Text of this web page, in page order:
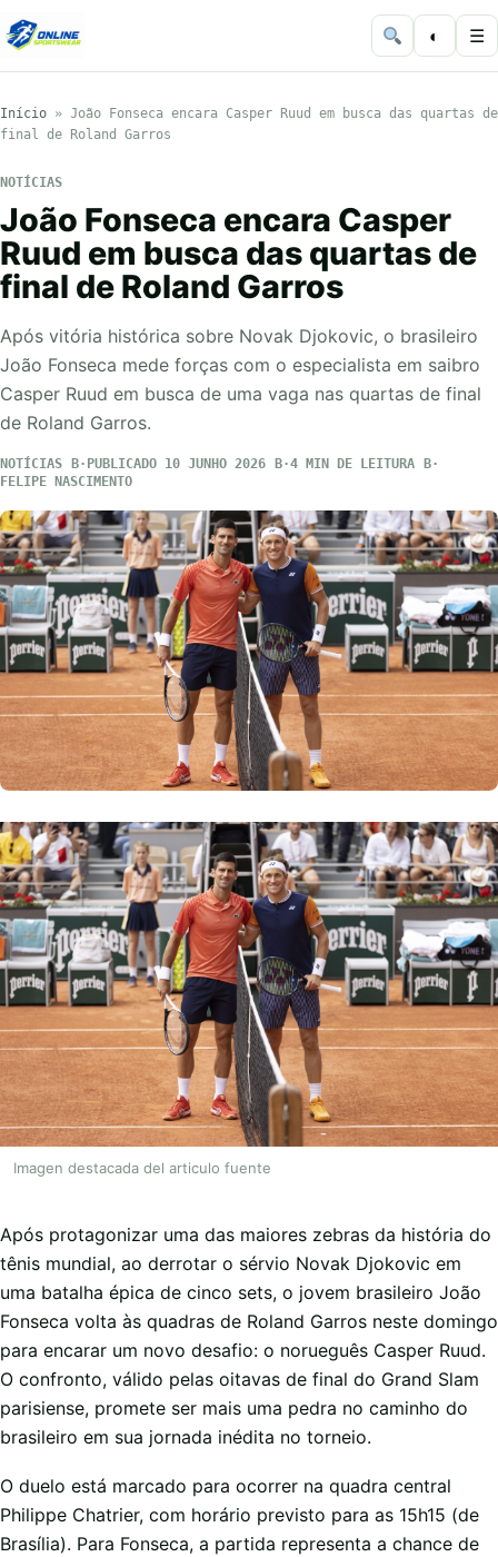
◐ ☰
Início » João Fonseca encara Casper Ruud em busca das quartas de
final de Roland Garros
NOTÍCIAS
João Fonseca encara Casper
Ruud em busca das quartas de
final de Roland Garros
Após vitória histórica sobre Novak Djokovic, o brasileiro
João Fonseca mede forças com o especialista em saibro
Casper Ruud em busca de uma vaga nas quartas de final
de Roland Garros.
NOTÍCIAS PUBLICADO 10 JUNHO 2026
4 MIN DE LEITURA
FELIPE NASCIMENTO
Imagen destacada del articulo fuente
Após protagonizar uma das maiores zebras da história do
tênis mundial, ao derrotar o sérvio Novak Djokovic em
uma batalha épica de cinco sets, o jovem brasileiro João
Fonseca volta às quadras de Roland Garros neste domingo
para encarar um novo desafio: o norueguês Casper Ruud.
O confronto, válido pelas oitavas de final do Grand Slam
parisiense, promete ser mais uma pedra no caminho do
brasileiro em sua jornada inédita no torneio.
O duelo está marcado para ocorrer na quadra central
Philippe Chatrier, com horário previsto para as 15h15 (de
Brasília). Para Fonseca, a partida representa a chance de